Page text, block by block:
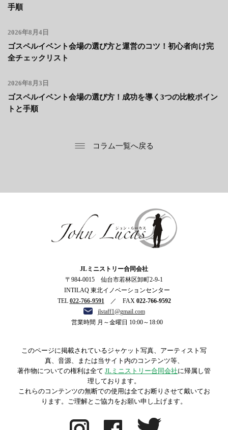
手順
2026年8月4日
ゴスペルイベント会場の選び方と運営のコツ！初心者向け完
全チェックリスト
2026年8月3日
ゴスペルイベント会場の選び方！成功を導く3つの比較ポイン
トと手順
コラム一覧へ戻る
JLミニストリー合同会社
〒984-0015 仙台市若林区卸町2-9-1
INTILAQ 東北イノベーションセンター
TEL 022-766-9591／ FAX 022-766-9592
jlstaff1@gmail.com
営業時間 月～金曜日 10:00～18:00
このページに掲載されているジャケット写真、アーティスト写
真、音源、または当サイト内のコンテンツ等、
著作物についての権利は全て JLミニストリー合同会社に帰属し管
理しております。
これらのコンテンツの無断での使用は全てお断りさせて戴いてお
ります。ご理解とご協力をお願い申し上げます。